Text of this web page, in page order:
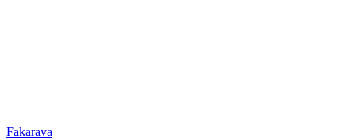
Fakarava